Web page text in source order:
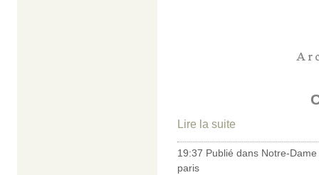
Lire la suite
19:37 Publié dans Notre-
paris